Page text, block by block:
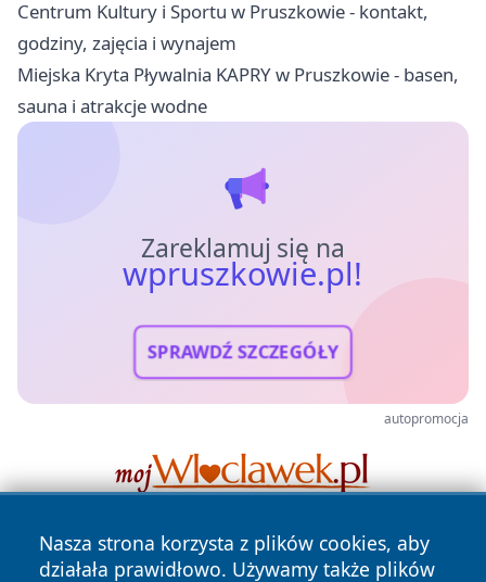
Centrum Kultury i Sportu w Pruszkowie - kontakt,
godziny, zajęcia i wynajem
Miejska Kryta Pływalnia KAPRY w Pruszkowie - basen,
sauna i atrakcje wodne
Zareklamuj się na
wpruszkowie.pl!
SPRAWDŹ SZCZEGÓŁY
autopromocja
Nasza strona korzysta z plików cookies, aby
działała prawidłowo. Używamy także plików